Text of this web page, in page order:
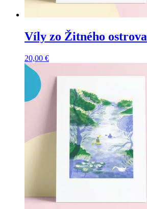
Víly zo Žitného ostrova
20,00 €